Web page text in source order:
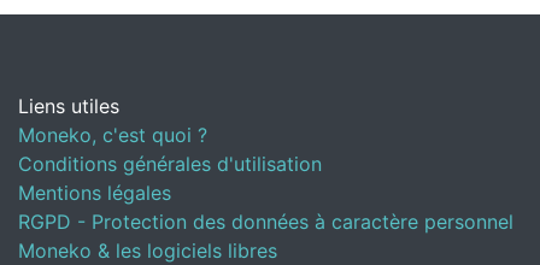
Liens utiles
Moneko, c'est quoi ?
Conditions générales d'utilisation
Mentions légales
RGPD - Protection des données à caractère personnel
Moneko & les logiciels libres